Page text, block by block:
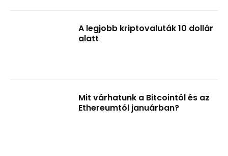
A legjobb kriptovaluták 10 dollár
alatt
Mit várhatunk a Bitcointól és az
Ethereumtól januárban?